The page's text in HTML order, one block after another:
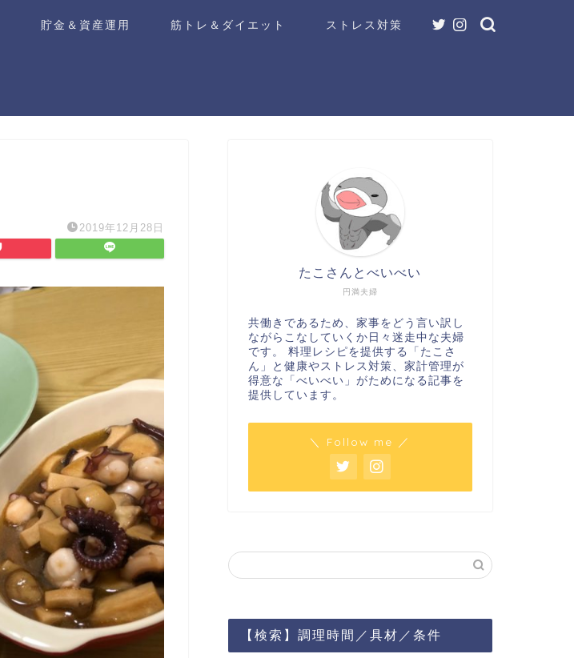
貯金＆資産運用 筋トレ＆ダイエット ストレス対策
2019年12月28日
円満夫婦
たこさんとべいべい
共働きであるため、家事をどう言い訳し
ながらこなしていくか日々迷走中な夫婦
です。 料理レシピを提供する「たこさ
ん」と健康やストレス対策、家計管理が
得意な「べいべい」がためになる記事を
提供しています。
＼ Follow me ／
【検索】調理時間／具材／条件